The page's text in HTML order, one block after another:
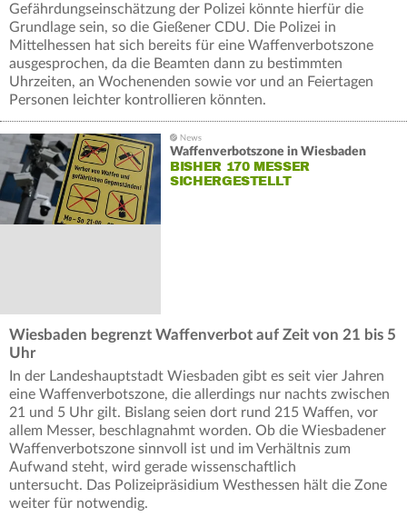
Gefährdungseinschätzung der Polizei könnte hierfür die
Grundlage sein, so die Gießener CDU. Die Polizei in
Mittelhessen hat sich bereits für eine Waffenverbotszone
ausgesprochen, da die Beamten dann zu bestimmten
Uhrzeiten, an Wochenenden sowie vor und an Feiertagen
Personen leichter kontrollieren könnten.
Waffenverbotszone in Wiesbaden
BISHER 170 MESSER
SICHERGESTELLT
Wiesbaden begrenzt Waffenverbot auf Zeit von 21 bis 5
Uhr
In der Landeshauptstadt Wiesbaden gibt es seit vier Jahren
eine Waffenverbotszone, die allerdings nur nachts zwischen
21 und 5 Uhr gilt. Bislang seien dort rund 215 Waffen, vor
allem Messer, beschlagnahmt worden. Ob die Wiesbadener
Waffenverbotszone sinnvoll ist und im Verhältnis zum
Aufwand steht, wird gerade wissenschaftlich
untersucht. Das Polizeipräsidium Westhessen hält die Zone
weiter für notwendig.